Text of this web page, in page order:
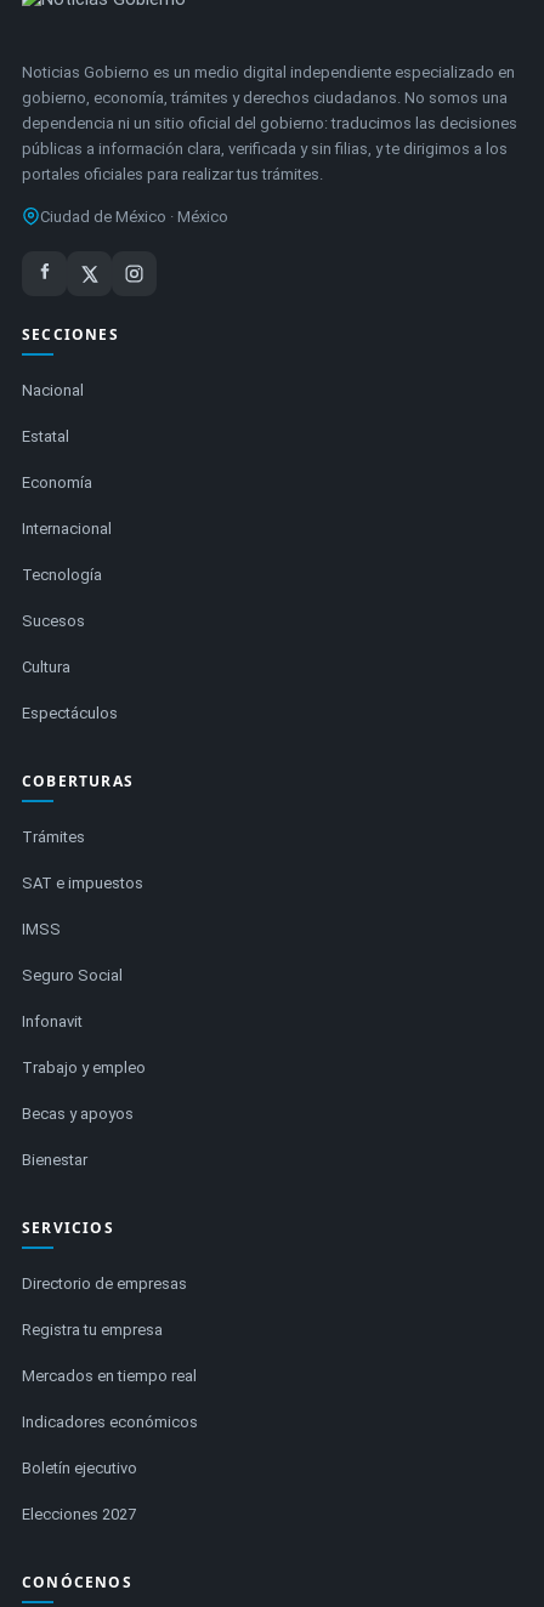
Noticias Gobierno es un medio digital independiente especializado en
gobierno, economía, trámites y derechos ciudadanos. No somos una
dependencia ni un sitio oficial del gobierno: traducimos las decisiones
públicas a información clara, verificada y sin filias, y te dirigimos a los
portales oficiales para realizar tus trámites.
Ciudad de México · México
SECCIONES
Nacional
Estatal
Economía
Internacional
Tecnología
Sucesos
Cultura
Espectáculos
COBERTURAS
Trámites
SAT e impuestos
IMSS
Seguro Social
Infonavit
Trabajo y empleo
Becas y apoyos
Bienestar
SERVICIOS
Directorio de empresas
Registra tu empresa
Mercados en tiempo real
Indicadores económicos
Boletín ejecutivo
Elecciones 2027
CONÓCENOS